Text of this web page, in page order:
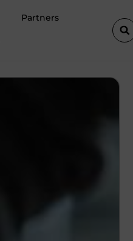
Partners